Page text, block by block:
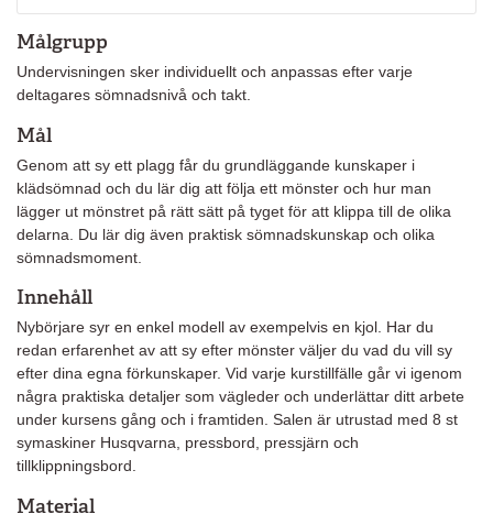
Målgrupp
Undervisningen sker individuellt och anpassas efter varje
deltagares sömnadsnivå och takt.
Mål
Genom att sy ett plagg får du grundläggande kunskaper i
klädsömnad och du lär dig att följa ett mönster och hur man
lägger ut mönstret på rätt sätt på tyget för att klippa till de olika
delarna. Du lär dig även praktisk sömnadskunskap och olika
sömnadsmoment.
Innehåll
Nybörjare syr en enkel modell av exempelvis en kjol. Har du
redan erfarenhet av att sy efter mönster väljer du vad du vill sy
efter dina egna förkunskaper. Vid varje kurstillfälle går vi igenom
några praktiska detaljer som vägleder och underlättar ditt arbete
under kursens gång och i framtiden. Salen är utrustad med 8 st
symaskiner Husqvarna, pressbord, pressjärn och
tillklippningsbord.
Material